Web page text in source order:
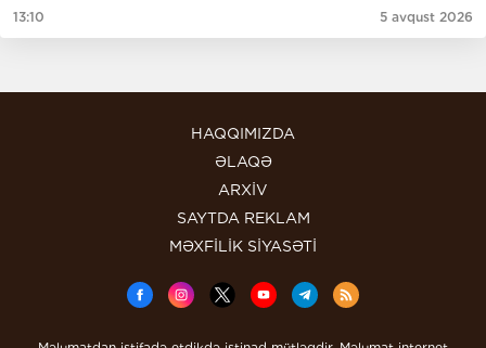
13:10 5 avqust 2026
HAQQIMIZDA
ƏLAQƏ
ARXİV
SAYTDA REKLAM
MƏXFİLİK SİYASƏTİ